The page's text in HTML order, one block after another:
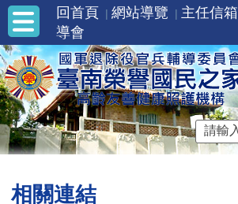
回首頁 網站導覽 主任信箱
導會
相關連結